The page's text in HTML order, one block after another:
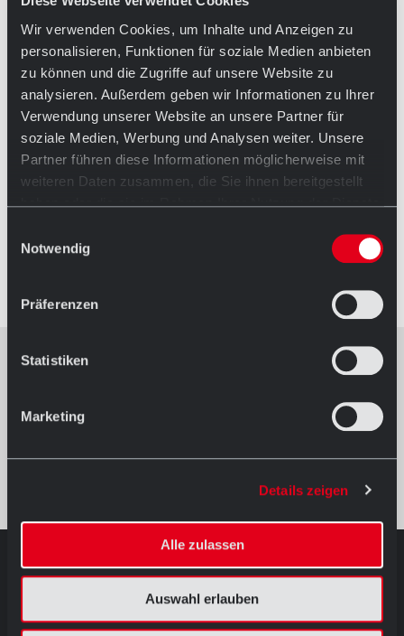
Wir verwenden Cookies, um Inhalte und Anzeigen zu
personalisieren, Funktionen für soziale Medien anbieten
zu können und die Zugriffe auf unsere Website zu
analysieren. Außerdem geben wir Informationen zu Ihrer
Verwendung unserer Website an unsere Partner für
soziale Medien, Werbung und Analysen weiter. Unsere
Partner führen diese Informationen möglicherweise mit
weiteren Daten zusammen, die Sie ihnen bereitgestellt
haben oder die sie im Rahmen Ihrer Nutzung der Dienste
Notwendig
Präferenzen
Statistiken
Marketing
Details zeigen
Alle zulassen
Auswahl erlauben
AUSSTELLUNG IN HÖRSTEL
Mo.-Fr. 08.30 - 12.00 Uhr